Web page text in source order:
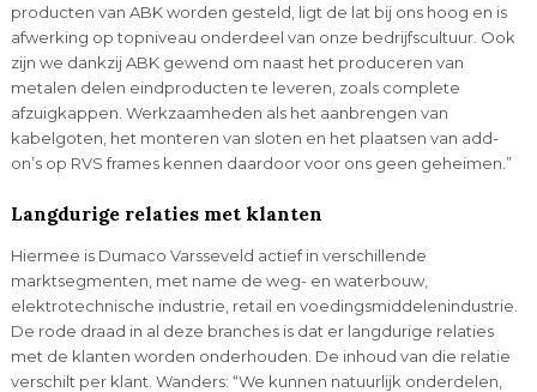
producten van ABK worden gesteld, ligt de lat bij ons hoog en is
afwerking op topniveau onderdeel van onze bedrijfscultuur. Ook
zijn we dankzij ABK gewend om naast het produceren van
metalen delen eindproducten te leveren, zoals complete
afzuigkappen. Werkzaamheden als het aanbrengen van
kabelgoten, het monteren van sloten en het plaatsen van add-
on’s op RVS frames kennen daardoor voor ons geen geheimen.”
Langdurige relaties met klanten
Hiermee is Dumaco Varsseveld actief in verschillende
marktsegmenten, met name de weg- en waterbouw,
elektrotechnische industrie, retail en voedingsmiddelenindustrie.
De rode draad in al deze branches is dat er langdurige relaties
met de klanten worden onderhouden. De inhoud van die relatie
verschilt per klant. Wanders: “We kunnen natuurlijk onderdelen,